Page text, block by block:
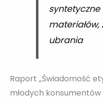
syntetyczne
ubrania
Raport „Świadomość
młodych